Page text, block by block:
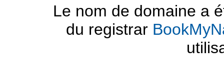
Le nom de domaine a
du registrar